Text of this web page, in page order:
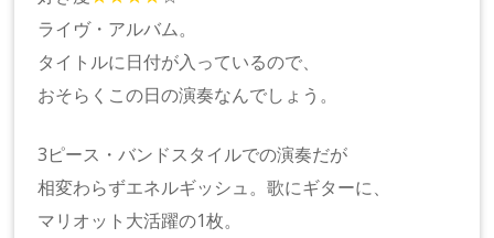
ライヴ・アルバム。
タイトルに日付が入っているので、
おそらくこの日の演奏なんでしょう。
3ピース・バンドスタイルでの演奏だが
相変わらずエネルギッシュ。歌にギターに、
マリオット大活躍の1枚。